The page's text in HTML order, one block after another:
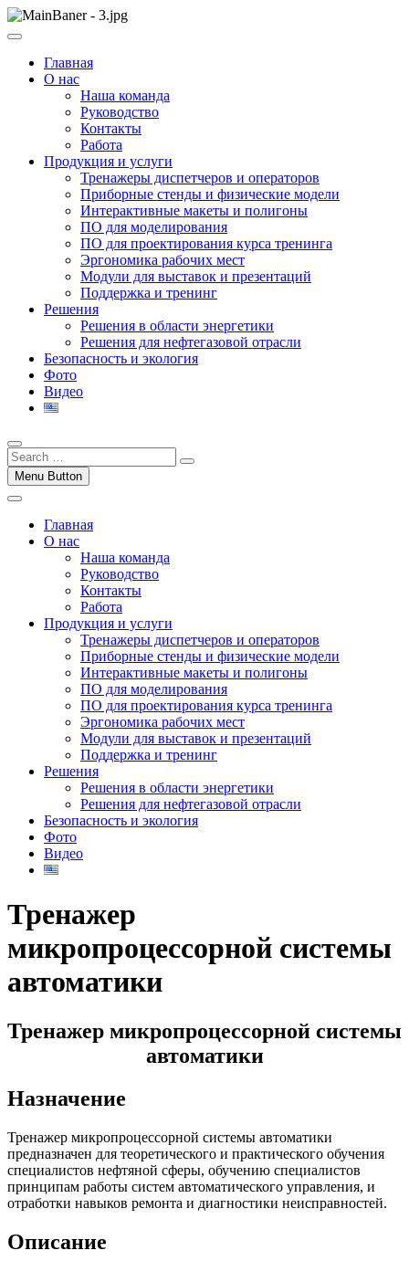
Skip
to
ООО НПП "АТП"
ООО НПП "АТП" – разработка тренажерных комплексов
Главная
О нас
Наша команда
Руководство
Контакты
Работа
Продукция и услуги
Тренажеры диспетчеров и операторов
Приборные стенды и физические модели
Интерактивные макеты и полигоны
ПО для моделирования
ПО для проектирования курса тренинга
Эргономика рабочих мест
Модули для выставок и презентаций
Поддержка и тренинг
Решения
Решения в области энергетики
Решения для нефтегазовой отрасли
Безопасность и экология
Фото
Видео
Menu Button
Главная
О нас
Наша команда
Руководство
Контакты
Работа
Продукция и услуги
Тренажеры диспетчеров и операторов
Приборные стенды и физические модели
Интерактивные макеты и полигоны
ПО для моделирования
ПО для проектирования курса тренинга
Эргономика рабочих мест
Модули для выставок и презентаций
Поддержка и тренинг
Решения
Решения в области энергетики
Решения для нефтегазовой отрасли
Безопасность и экология
Фото
Видео
Тренажер
микропроцессорной системы
автоматики
Тренажер микропроцессорной системы
автоматики
Назначение
Тренажер микропроцессорной системы автоматики
предназначен для теоретического и практического обучения
специалистов нефтяной сферы, обучению специалистов
принципам работы систем автоматического управления, и
отработки навыков ремонта и диагностики неисправностей.
Описание